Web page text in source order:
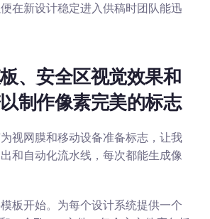
在新设计稳定进入供稿时团队能迅
、安全区视觉效果和
制作像素完美的标志
视网膜和移动设备准备标志，让我
和自动化流水线，每次都能生成像
板开始。为每个设计系统提供一个